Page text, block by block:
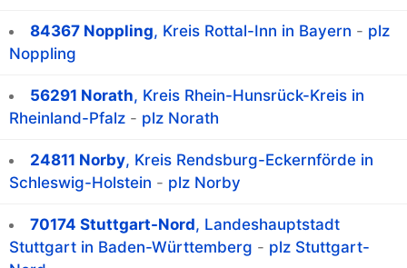
84367 Noppling, Kreis Rottal-Inn in Bayern - plz
Noppling
56291 Norath, Kreis Rhein-Hunsrück-Kreis in
Rheinland-Pfalz - plz Norath
24811 Norby, Kreis Rendsburg-Eckernförde in
Schleswig-Holstein - plz Norby
70174 Stuttgart-Nord, Landeshauptstadt
Stuttgart in Baden-Württemberg - plz Stuttgart-